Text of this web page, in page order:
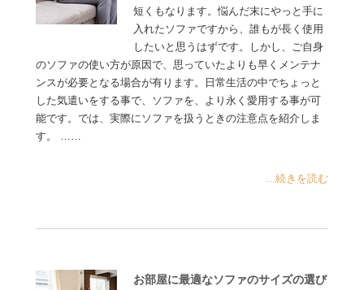
短くもなります。悩んだ末にやっと手に
入れたソファですから、誰もが長く使用
したいと思うはずです。しかし、ご自身
のソファの使い方が原因で、思っていたよりも早くメンテナ
ンスが必要となる場合が有ります。日常生活の中でちょっと
した気遣いをする事で、ソファを、より永く愛用する事が可
能です。では、実際にソファを扱うときの注意点を紹介しま
す。 ……
...続きを読む
お部屋に最適なソファのサイズの選び